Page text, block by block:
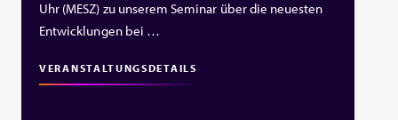
Uhr (MESZ) zu unserem Seminar über die neuesten
Entwicklungen bei …
VERANSTALTUNGSDETAILS